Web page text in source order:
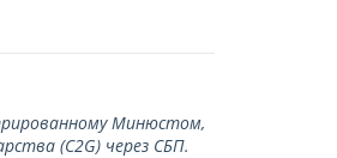
Минюстом,
(С2G) через СБП.